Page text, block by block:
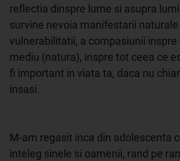
reflectia dinspre lume si asupra
survine nevoia manifestarii
vulnerabilitatii, a compasiunii inspre
mediu (natura), inspre tot ceea ce
fi important in viata ta, daca nu
insasi.
M-am regasit inca din adolescenta
inteleg sinele si oamenii, rand pe